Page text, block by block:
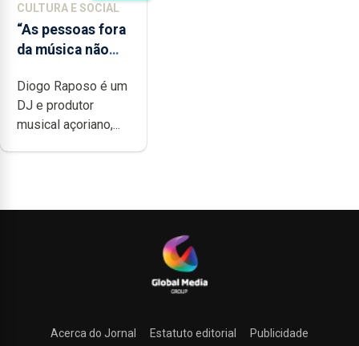
CULTURA E SOCIAL
“As pessoas fora
da música não
quão difícil é
produzir uma
música”
Diogo Raposo é um
DJ e produtor
musical açoriano,...
Acerca do Jornal Estatuto editorial Publicidade